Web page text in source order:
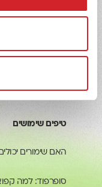
טיפים שימושים
האם שימורים
סופרפוד: למה